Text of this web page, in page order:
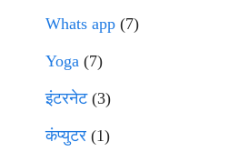
Whats app (7)
Yoga (7)
इंटरनेट(3)
कंप्युटर (1)